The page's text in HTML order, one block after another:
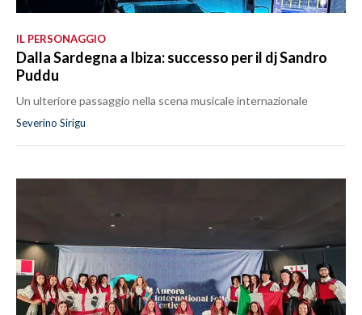
IL PERSONAGGIO
Dalla Sardegna a Ibiza: successo per il dj Sandro
Puddu
Un ulteriore passaggio nella scena musicale internazionale
Severino Sirigu